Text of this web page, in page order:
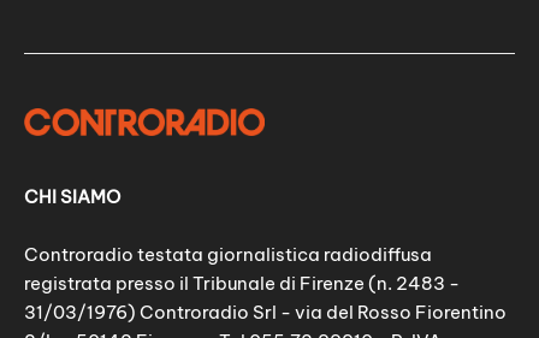
CHI SIAMO
Controradio testata giornalistica radiodiffusa
registrata presso il Tribunale di Firenze (n. 2483 -
31/03/1976) Controradio Srl - via del Rosso Fiorentino